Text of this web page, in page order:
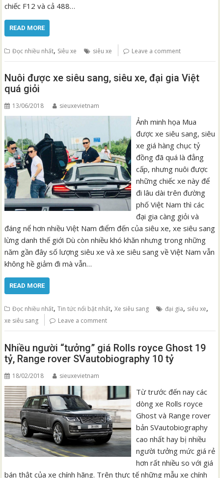
chiếc F12 và cả 488…
READ MORE
Đọc nhiều nhất, Siêu xe siêu xe Leave a comment
Nuôi được xe siêu sang, siêu xe, đại gia Việt
quá giỏi
13/06/2018 sieuxevietnam
Ảnh minh họa Mua
được xe siêu sang, siêu
xe giá hàng chục tỷ
đồng đã quá là đẳng
cấp, nhưng nuôi được
những chiếc xe này để
đi lâu dài trên đường
phố Việt Nam thì các
đại gia càng giỏi và
đáng nể hơn nhiều Việt Nam điểm đến của siêu xe, xe siêu sang
lừng danh thế giới Dù còn nhiều khó khăn nhưng trong những
năm gần đây số lượng siêu xe và xe siêu sang về Việt Nam vẫn
không hề giảm đi mà vẫn…
READ MORE
Đọc nhiều nhất,Tin tức nổi bật nhất,Xe siêu sang đại gia, siêu xe,
xe siêu sang Leave a comment
Nhiều người “tưởng” giá Rolls royce Ghost 19
tỷ, Range rover SVautobiography 10 tỷ
18/02/2018 sieuxevietnam
Từ trước đến nay các
dòng xe Rolls royce
Ghost và Range rover
bản SVautobiography
cao nhất hay bị nhiều
người tưởng mức giá rẻ
hơn rất nhiều so với giá
bán thật của xe chính hãng. Trên thực tế những mẫu xe chính